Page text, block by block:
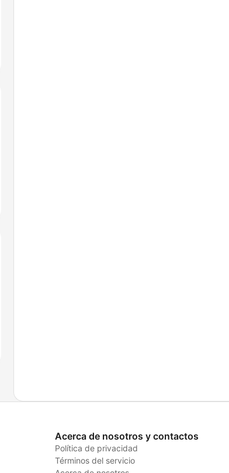
Acerca de nosotros y contactos
Política de privacidad
Términos del servicio